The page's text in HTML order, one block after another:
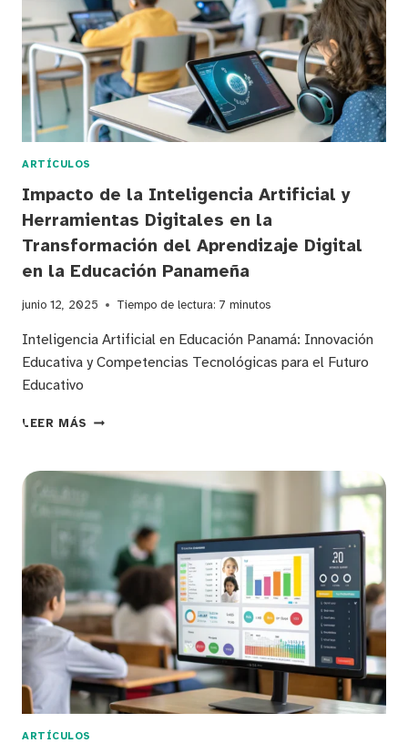
LA
INTELIGENCIA
ARTIFICIAL
EN
EL
SISTEMA
EDUCATIVO
PANAMEÑO
ARTÍCULOS
Impacto de la Inteligencia Artificial y
Herramientas Digitales en la
Transformación del Aprendizaje Digital
en la Educación Panameña
junio 12, 2025 Tiempo de lectura: 7 minutos
Inteligencia Artificial en Educación Panamá: Innovación
Educativa y Competencias Tecnológicas para el Futuro
Educativo
LEER MÁS IMPACTO
INTELIGENCIA
ARTIFICIAL
Y
HERRAMIENTAS
DIGITALES
LA
TRANSFORMACIÓN
DEL
APRENDIZAJE
DIGITAL
EN
LA
EDUCACIÓN
PANAMEÑA
ARTÍCULOS